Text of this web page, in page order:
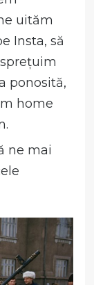
uităm
Insta, să
ponosită,
home
ne mai